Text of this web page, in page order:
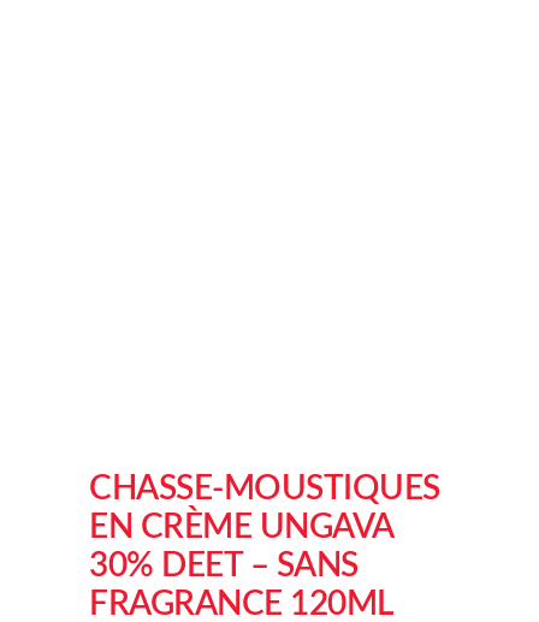
CHASSE-MOUSTIQUES
EN CRÈME UNGAVA
30% DEET – SANS
FRAGRANCE 120ML